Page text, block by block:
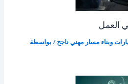
العمل
وبناء مسار مهني ناجح/ بواسطة